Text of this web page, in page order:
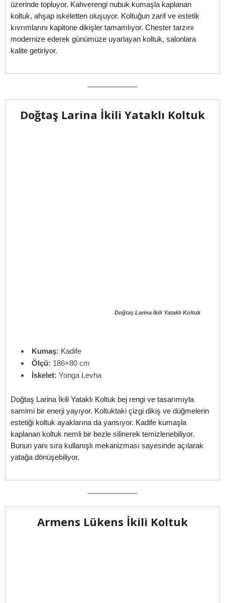
üzerinde topluyor. Kahverengi nubuk kumaşla kaplanan
koltuk, ahşap iskeletten oluşuyor. Koltuğun zarif ve estetik
kıvrımlarını kapitone dikişler tamamlıyor. Chester tarzını
modernize ederek günümüze uyarlayan koltuk, salonlara
kalite getiriyor.
Doğtaş Larina İkili Yataklı Koltuk
Doğtaş Larina İkili Yataklı Koltuk
Kumaş: Kadife
Ölçü: 186×80 cm
İskelet: Yonga Levha
Doğtaş Larina İkili Yataklı Koltuk bej rengi ve tasarımıyla
samimi bir enerji yayıyor. Koltuktaki çizgi dikiş ve düğmelerin
estetiği koltuk ayaklarına da yansıyor. Kadife kumaşla
kaplanan koltuk nemli bir bezle silinerek temizlenebiliyor.
Bunun yanı sıra kullanışlı mekanizması sayesinde açılarak
yatağa dönüşebiliyor.
Armens Lükens İkili Koltuk